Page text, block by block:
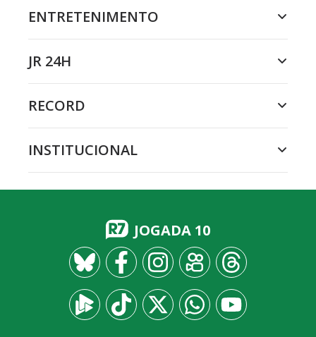
ENTRETENIMENTO
JR 24H
RECORD
INSTITUCIONAL
JOGADA 10